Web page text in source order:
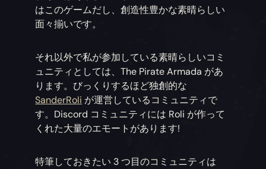
はこのゲームだし、創造性豊かな素晴らしい
面々揃いです。
それ以外で私が参加している素晴らしいコミ
ュニティとしては、The Pirate Armada があ
ります。びっくりするほど独創的な
SanderRoli が運営しているコミュニティで
す。Discord コミュニティには Roli が作って
くれた大量のエモートがあります!
特筆しておきたい 3 つ目のコミュニティは